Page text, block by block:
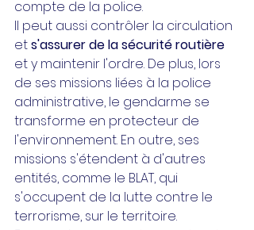
compte de la police.
Il peut aussi contrôler la circulation
et s'assurer de la sécurité routière
et y maintenir l'ordre. De plus, lors
de ses missions liées à la police
administrative, le gendarme se
transforme en protecteur de
l'environnement. En outre, ses
missions s'étendent à d'autres
entités, comme le BLAT, qui
s'occupent de la lutte contre le
terrorisme, sur le territoire.